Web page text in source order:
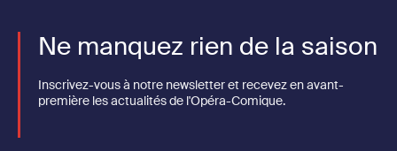
Ne manquez rien de la saison
Inscrivez-vous à notre newsletter et recevez en avant-
première les actualités de l'Opéra-Comique.